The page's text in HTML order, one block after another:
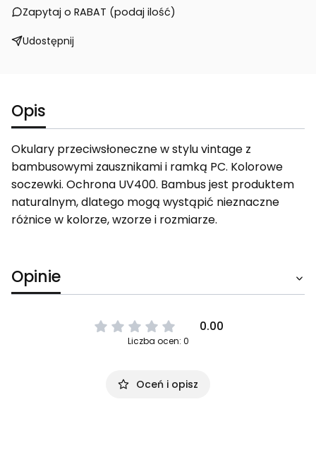
Zapytaj o RABAT (podaj ilość)
Udostępnij
Opis
Okulary przeciwsłoneczne w stylu vintage z
bambusowymi zausznikami i ramką PC. Kolorowe
soczewki. Ochrona UV400. Bambus jest produktem
naturalnym, dlatego mogą wystąpić nieznaczne
różnice w kolorze, wzorze i rozmiarze.
Opinie
0.00
Liczba ocen: 0
Oceń i opisz